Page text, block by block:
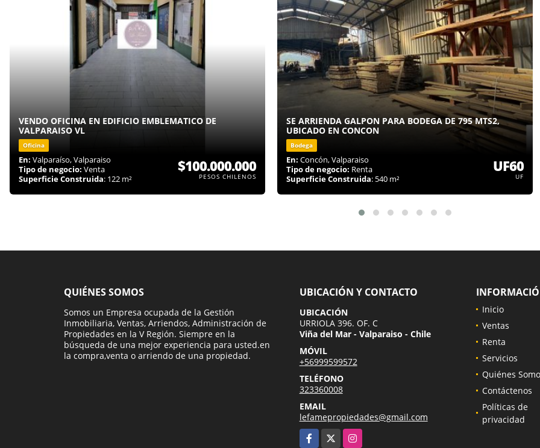
VENDO OFICINA EN EDIFICIO EMBLEMATICO DE
VALPARAISO VL
Oficina
En: Valparaíso, Valparaiso
Tipo de negocio: Venta
Superficie Construida: 122 m²
$100.000.000
PESOS CHILENOS
SE ARRIENDA GALPON PARA BODEGA DE 795 MTS2,
UBICADO EN CONCON
Bodega
En: Concón, Valparaiso
Tipo de negocio: Renta
Superficie Construida: 540 m²
UF60
UF
QUIÉNES SOMOS
Somos un Empresa ocupada de la Gestión
Inmobiliaria, Ventas, Arriendos, Administración de
Propiedades en la V Región. Siempre en la
búsqueda de una mejor experiencia para usted.en
la compra,venta o arriendo de una propiedad.
UBICACIÓN Y CONTACTO
UBICACIÓN
URRIOLA 396. OF. C
Viña del Mar - Valparaiso - Chile
MÓVIL
+56999599572
TELÉFONO
323360008
EMAIL
lefamepropiedades@gmail.com
Facebook
Instagram
Inicio
Ventas
Renta
Servicios
Quiénes
Contáctenos
Políticas de
privacidad